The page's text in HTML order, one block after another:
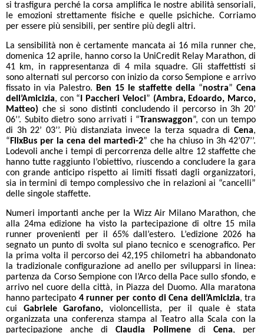
si trasfigura perché la corsa amplifica le nostre abilità sensoriali,
le emozioni strettamente fisiche e quelle psichiche. Corriamo
per essere più sensibili, per sentire più degli altri.
La sensibilità non è certamente mancata ai 16 mila runner che,
domenica 12 aprile, hanno corso la UniCredit Relay Marathon, di
41 km, in rappresentanza di 4 mila squadre. Gli staffettisti si
sono alternati sul percorso con inizio da corso Sempione e arrivo
fissato in via Palestro.
Ben 15 le staffette della “nostra” Cena
dell’Amicizia, con “ I Paccheri Veloci” (Ambra, Edoardo, Marco,
Matteo) che si sono distinti concludendo il percorso in 3h 20’
06’’. Subito dietro sono arrivati i “Transwaggon”, con un tempo
di 3h 22’ 03’’. Più distanziata invece la terza squadra di Cena,
“ FlixBus per la cena del martedì-2” che ha chiuso in 3h 42’07’’.
Lodevoli anche i tempi di percorrenza delle altre 12 staffette che
hanno tutte raggiunto l’obiettivo, riuscendo a concludere la gara
con grande anticipo rispetto ai limiti fissati dagli organizzatori,
sia in termini di tempo complessivo che in relazioni ai “cancelli”
delle singole staffette.
Numeri importanti anche per la Wizz Air Milano Marathon, che
alla 24ma edizione ha visto la partecipazione di oltre 15 mila
runner provenienti per il 65% dall’estero. L’edizione 2026 ha
segnato un punto di svolta sul piano tecnico e scenografico. Per
la prima volta il percorso dei 42,195 chilometri ha abbandonato
la tradizionale configurazione ad anello per svilupparsi in linea:
partenza da Corso Sempione con l’Arco della Pace sullo sfondo, e
arrivo nel cuore della città, in Piazza del Duomo. Alla maratona
hanno partecipato 4 runner per conto di Cena dell’Amicizia, tra
cui Gabriele Garofano, violoncellista, per il quale è stata
organizzata una conferenza stampa al Teatro alla Scala con la
partecipazione anche diClaudia Polimene di Cena, per